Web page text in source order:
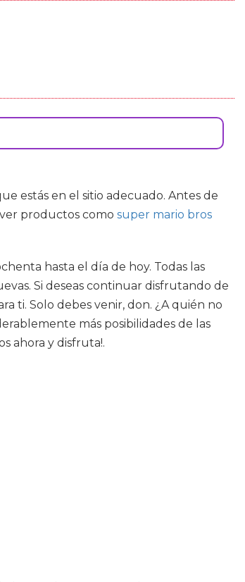
estás en el sitio adecuado. Antes de
productos como super mario bros
hasta el día de hoy. Todas las
Si deseas continuar disfrutando de
ti. Solo debes venir, don. ¿A quién no
más posibilidades de las
ahora y disfruta!.